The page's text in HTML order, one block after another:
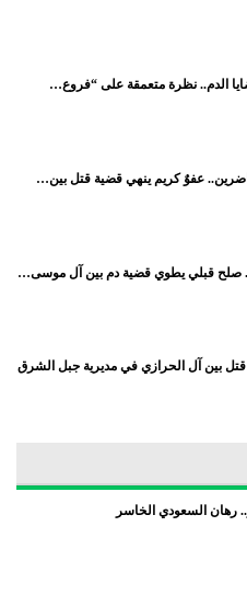
الدم.. نظرة متعمقة على “فروع…
عفوٌ كريم ينهي قضية قتل بين…
صلح قبلي يطوي قضية دم بين آل موسى…
قتل بين آل الحرازي في مديرية جبل الشرق
رهان السعودي الخاسر